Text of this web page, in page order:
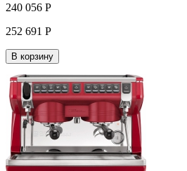
240 056 Р
252 691 Р
В корзину